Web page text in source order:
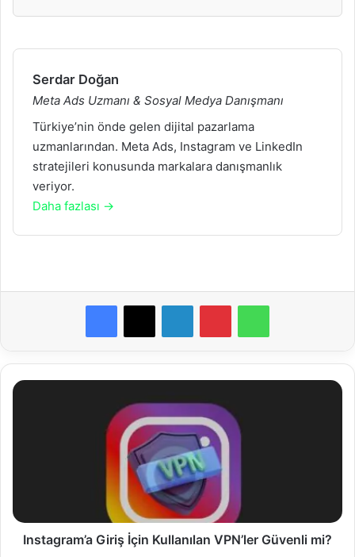
Serdar Doğan
Meta Ads Uzmanı & Sosyal Medya Danışmanı
Türkiye’nin önde gelen dijital pazarlama
uzmanlarından. Meta Ads, Instagram ve LinkedIn
stratejileri konusunda markalara danışmanlık
veriyor.
Daha fazlası →
Instagram’a Giriş İçin Kullanılan VPN’ler Güvenli mi?